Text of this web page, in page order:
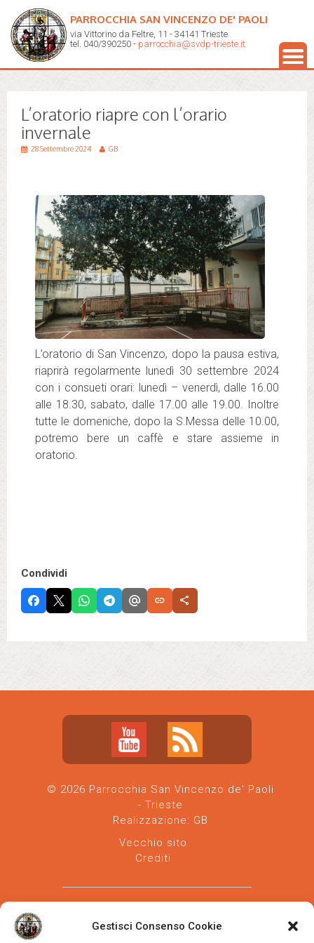
Gestisci Consenso Cookie
PARROCCHIA SAN VINCENZO DE' PAOLI
via Vittorino da Feltre, 11 - 34141 Trieste
tel. 040/390250 - parrocchia@svdp-trieste.it
L’oratorio riapre con l’orario
invernale
28 Settembre 2024 GB
L’oratorio di San Vincenzo, dopo la pausa estiva,
riaprirà regolarmente lunedì 30 settembre 2024
con i consueti orari: lunedì – venerdì, dalle 16.00
alle 18.30, sabato, dalle 17.00 alle 19.00. Inoltre
tutte le domeniche, dopo la S.Messa delle 10.00,
potremo bere un caffè e stare assieme in
oratorio.
Condividi
link share
© 2026 Parrocchia San Vincenzo de' Paoli
- Trieste
Realizzazione: GB
Vecchio sito
Crediti